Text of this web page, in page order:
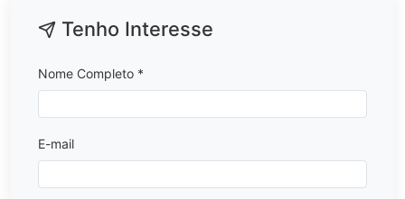
Tenho Interesse
Nome Completo *
E-mail